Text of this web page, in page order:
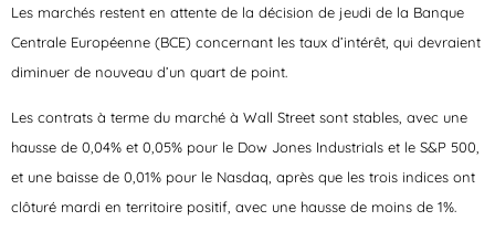
Les marchés restent en attente de la décision de jeudi de la Banque
Centrale Européenne (BCE) concernant les taux d’intérêt, qui devraient
diminuer de nouveau d’un quart de point.
Les contrats à terme du marché à Wall Street sont stables, avec une
hausse de 0,04% et 0,05% pour le Dow Jones Industrials et le S&P 500,
et une baisse de 0,01% pour le Nasdaq, après que les trois indices ont
clôturé mardi en territoire positif, avec une hausse de moins de 1%.